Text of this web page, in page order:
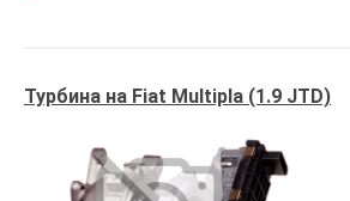
Турбина на Fiat Multipla (1.9 JTD)